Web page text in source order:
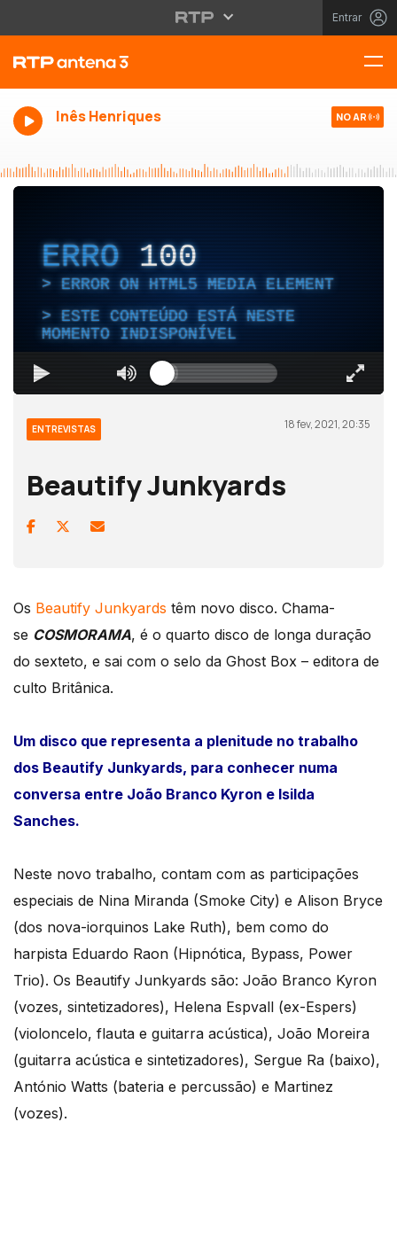
Entrar
Inês Henriques NO AR
ERRO 100
ERROR ON HTML5 MEDIA ELEMENT
ESTE CONTEÚDO ESTÁ NESTE
MOMENTO INDISPONÍVEL
ENTREVISTAS 18 fev, 2021, 20:35
Beautify Junkyards
Os Beautify Junkyards têm novo disco. Chama-
se COSMORAMA, é o quarto disco de longa duração
do sexteto, e sai com o selo da Ghost Box – editora de
culto Britânica.
Um disco que representa a plenitude no trabalho
dos Beautify Junkyards, para conhecer numa
conversa entre João Branco Kyron e Isilda
Sanches.
Neste novo trabalho, contam com as participações
especiais de Nina Miranda (Smoke City) e Alison Bryce
(dos nova-iorquinos Lake Ruth), bem como do
harpista Eduardo Raon (Hipnótica, Bypass, Power
Trio). Os Beautify Junkyards são: João Branco Kyron
(vozes, sintetizadores), Helena Espvall (ex-Espers)
(violoncelo, flauta e guitarra acústica), João Moreira
(guitarra acústica e sintetizadores), Sergue Ra (baixo),
António Watts (bateria e percussão) e Martinez
(vozes).